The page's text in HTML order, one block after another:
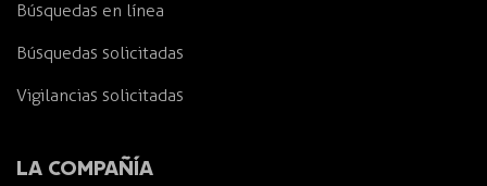
Búsquedas en línea
Búsquedas solicitadas
Vigilancias solicitadas
LA COMPAÑÍA